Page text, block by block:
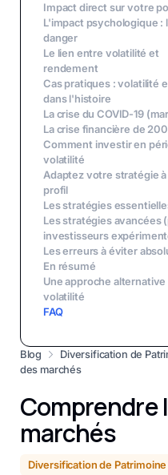
Blog Diversification de
des marchés
Comprendre
marchés
Diversification de Patrimoine
Impact direct sur votre
L'impact psychologique :
danger
Le lien entre volatilité et
rendement
Cas pratiques : volatilité
dans l'histoire
La crise du COVID-19
La crise financière de
Comment investir en
volatilité
Adaptez votre stratégie
profil
Les stratégies
Les stratégies avancées
investisseurs
Les erreurs à éviter
En résumé
Une approche alternative
volatilité
FAQ